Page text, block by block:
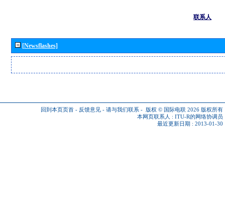
联系人
[Newsflashes]
回到本页页首 - 反馈意见 - 请与我们联系 - 版权 © 国际电联 2026 版权所有
本网页联系人 : ITU-R的网络协调员
最近更新日期 : 2013-01-30